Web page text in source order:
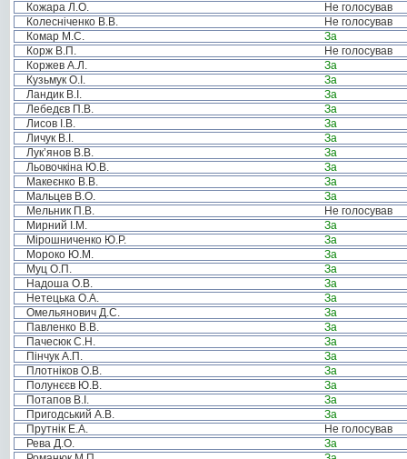
Кожара Л.О.
Не голосував
Колесніченко В.В.
Не голосував
Комар М.С.
За
Корж В.П.
Не голосував
Коржев А.Л.
За
Кузьмук О.І.
За
Ландик В.І.
За
Лебедєв П.В.
За
Лисов І.В.
За
Личук В.І.
За
Лук’янов В.В.
За
Льовочкіна Ю.В.
За
Макеєнко В.В.
За
Мальцев В.О.
За
Мельник П.В.
Не голосував
Мирний І.М.
За
Мірошниченко Ю.Р.
За
Мороко Ю.М.
За
Муц О.П.
За
Надоша О.В.
За
Нетецька О.А.
За
Омельянович Д.С.
За
Павленко В.В.
За
Пачесюк С.Н.
За
Пінчук А.П.
За
Плотніков О.В.
За
Полунєєв Ю.В.
За
Потапов В.І.
За
Пригодський А.В.
За
Прутнік Е.А.
Не голосував
Рева Д.О.
За